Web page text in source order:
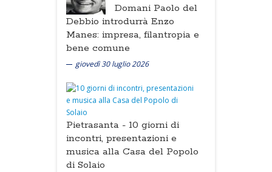
Domani Paolo del
Debbio introdurrà Enzo
Manes: impresa, filantropia e
bene comune
giovedì 30 luglio 2026
Pietrasanta - 10 giorni di
incontri, presentazioni e
musica alla Casa del Popolo
di Solaio